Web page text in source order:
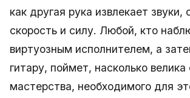
как другая рука извлекает звуки,
скорость и силу. Любой, кто
виртуозным исполнителем, а
гитару, поймет, насколько велика
мастерства, необходимого для